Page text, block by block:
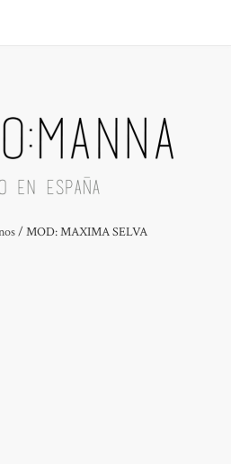
/ MOD: MAXIMA SELVA